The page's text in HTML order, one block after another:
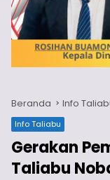
Beranda Info
Info Taliabu
Gerakan
Taliabu